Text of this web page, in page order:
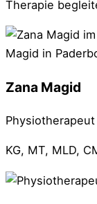
Therapie
Zana Magid
Physiotherapeut
KG, MT, MLD,